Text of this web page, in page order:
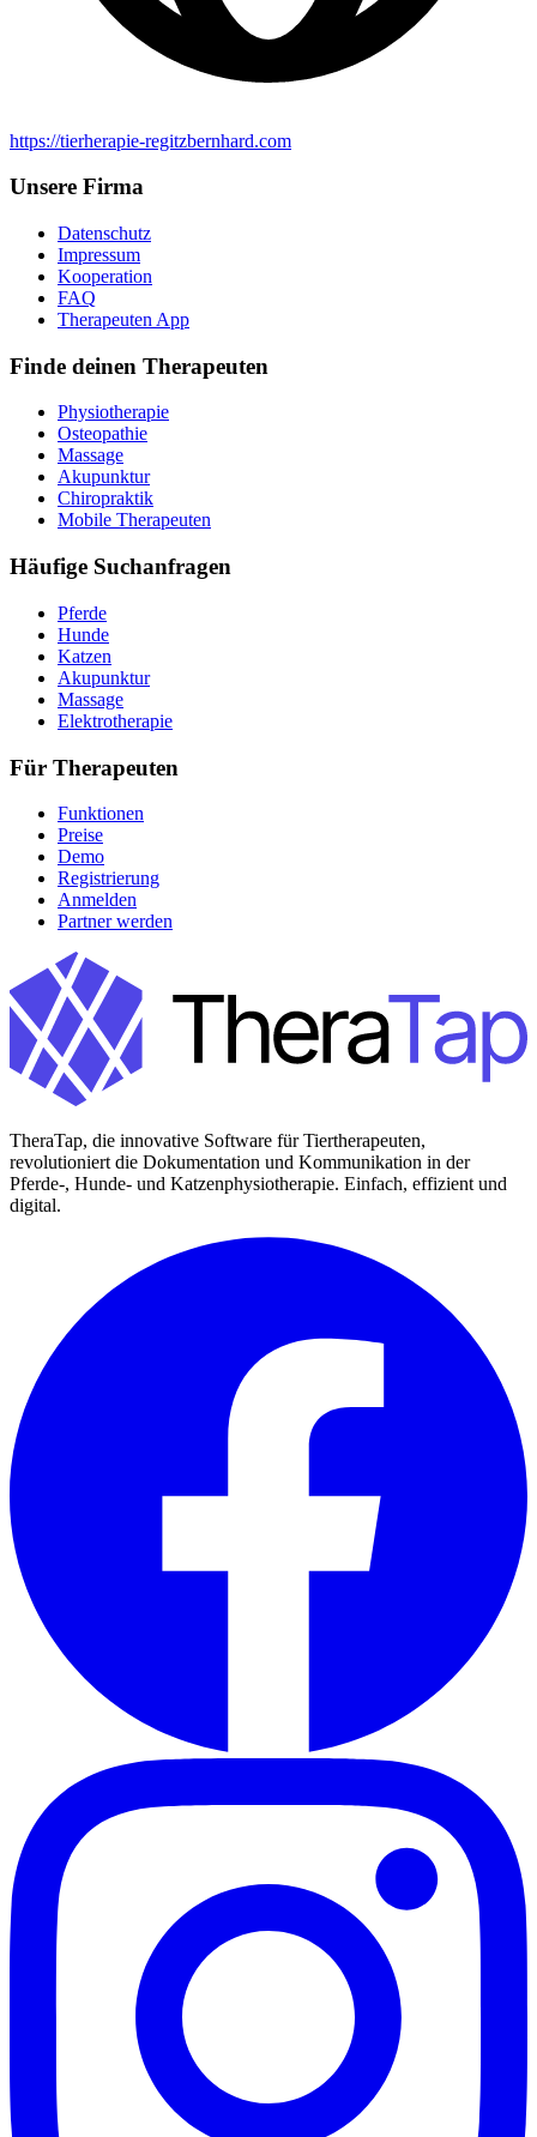
https://tierherapie-regitzbernhard.com
Unsere Firma
Datenschutz
Impressum
Kooperation
FAQ
Therapeuten App
Finde deinen Therapeuten
Physiotherapie
Osteopathie
Massage
Akupunktur
Chiropraktik
Mobile Therapeuten
Häufige Suchanfragen
Pferde
Hunde
Katzen
Akupunktur
Massage
Elektrotherapie
Für Therapeuten
Funktionen
Preise
Demo
Registrierung
Anmelden
Partner werden
TheraTap, die innovative Software für Tiertherapeuten,
revolutioniert die Dokumentation und Kommunikation in der
Pferde-, Hunde- und Katzenphysiotherapie. Einfach, effizient und
digital.